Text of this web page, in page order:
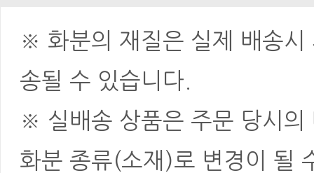
※ 화분의 재질은 실제 배송시
송될 수 있습니다.
※ 실배송 상품은 주문 당시의
화분 종류(소재)로 변경이 될